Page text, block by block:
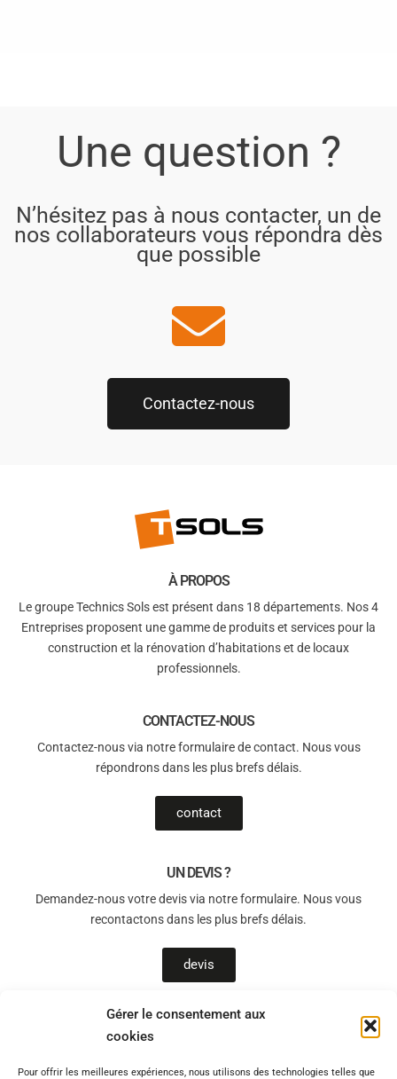
Gérer le consentement aux
cookies
Pour offrir les meilleures expériences, nous utilisons des technologies telles que
Une question ?
N’hésitez pas à nous contacter, un de
nos collaborateurs vous répondra dès
que possible
Contactez-nous
À PROPOS
Le groupe Technics Sols est présent dans 18 départements. Nos 4
Entreprises proposent une gamme de produits et services pour la
construction et la rénovation d’habitations et de locaux
professionnels.
CONTACTEZ-NOUS
Contactez-nous via notre formulaire de contact. Nous vous
répondrons dans les plus brefs délais.
contact
UN DEVIS ?
Demandez-nous votre devis via notre formulaire. Nous vous
recontactons dans les plus brefs délais.
devis
T-Sols, un allié de choix pour le bien-être chez vous !
Vous souhaitez être accompagné(e) par des professionnels qualifiés